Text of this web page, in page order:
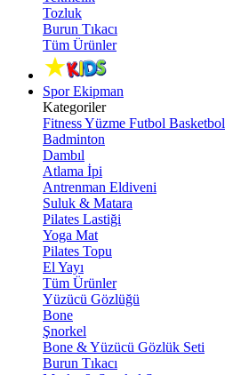
Tozluk
Burun Tıkacı
Tüm Ürünler
Spor Ekipman
Kategoriler
FitnessYüzme Futbol Basketbol
Badminton
Dambıl
Atlama İpi
Antrenman Eldiveni
Suluk & Matara
Pilates Lastiği
Yoga Mat
Pilates Topu
El Yayı
Tüm Ürünler
Yüzücü Gözlüğü
Bone
Şnorkel
Bone & Yüzücü Gözlük Seti
Burun Tıkacı